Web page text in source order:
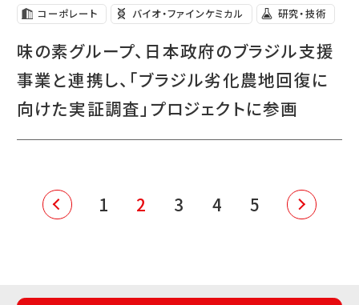
コーポレート バイオ・ファインケミカル 研究・技術
味の素グループ、日本政府のブラジル支援
事業と連携し、「ブラジル劣化農地回復に
向けた実証調査」プロジェクトに参画
1 2 3 4 5